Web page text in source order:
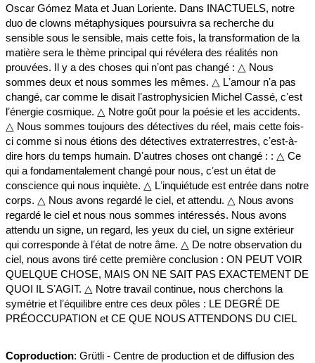
Oscar Gómez Mata et Juan Loriente. Dans INACTUELS, notre
duo de clowns métaphysiques poursuivra sa recherche du
sensible sous le sensible, mais cette fois, la transformation de la
matière sera le thème principal qui révélera des réalités non
prouvées. Il y a des choses qui nʼont pas changé : △ Nous
sommes deux et nous sommes les mêmes. △ Lʼamour nʼa pas
changé, car comme le disait lʼastrophysicien Michel Cassé, cʼest
lʼénergie cosmique. △ Notre goût pour la poésie et les accidents.
△ Nous sommes toujours des détectives du réel, mais cette fois-
ci comme si nous étions des détectives extraterrestres, cʼest-à-
dire hors du temps humain. Dʼautres choses ont changé : : △ Ce
qui a fondamentalement changé pour nous, cʼest un état de
conscience qui nous inquiète. △ Lʼinquiétude est entrée dans notre
corps. △ Nous avons regardé le ciel, et attendu. △ Nous avons
regardé le ciel et nous nous sommes intéressés. Nous avons
attendu un signe, un regard, les yeux du ciel, un signe extérieur
qui corresponde à lʼétat de notre âme. △ De notre observation du
ciel, nous avons tiré cette première conclusion : ON PEUT VOIR
QUELQUE CHOSE, MAIS ON NE SAIT PAS EXACTEMENT DE
QUOI IL SʼAGIT. △ Notre travail continue, nous cherchons la
symétrie et lʼéquilibre entre ces deux pôles : LE DEGRÉ DE
PRÉOCCUPATION et CE QUE NOUS ATTENDONS DU CIEL
Coproduction: Grütli - Centre de production et de diffusion des